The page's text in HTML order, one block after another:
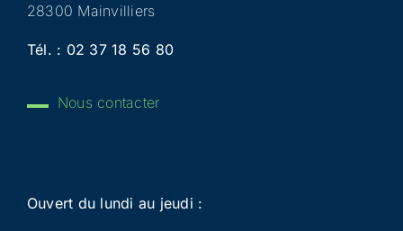
28300 Mainvilliers
Tél. : 02 37 18 56 80
Nous contacter
Ouvert du lundi au jeudi :